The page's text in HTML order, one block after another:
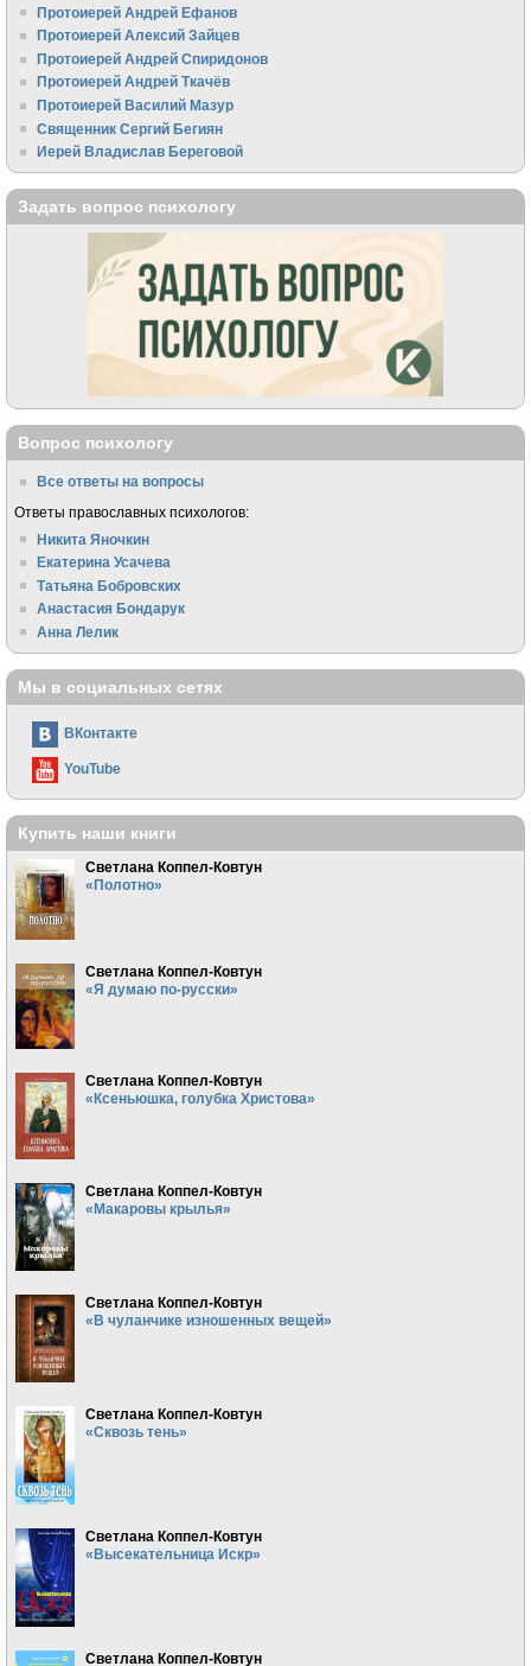
Протоиерей Андрей Ефанов
Протоиерей Алексий Зайцев
Протоиерей Андрей Спиридонов
Протоиерей Андрей Ткачёв
Протоиерей Василий Мазур
Священник Сергий Бегиян
Иерей Владислав Береговой
Задать вопрос психологу
Вопрос психологу
Все ответы на вопросы
Ответы православных психологов:
Никита Яночкин
Екатерина Усачева
Татьяна Бобровских
Анастасия Бондарук
Анна Лелик
Мы в социальных сетях
ВКонтакте
YouTube
Купить наши книги
Светлана Коппел-Ковтун
«Полотно»
Светлана Коппел-Ковтун
«Я думаю по-русски»
Светлана Коппел-Ковтун
«Ксеньюшка, голубка Христова»
Светлана Коппел-Ковтун
«Макаровы крылья»
Светлана Коппел-Ковтун
«В чуланчике изношенных вещей»
Светлана Коппел-Ковтун
«Сквозь тень»
Светлана Коппел-Ковтун
«Высекательница Искр»
Светлана Коппел-Ковтун